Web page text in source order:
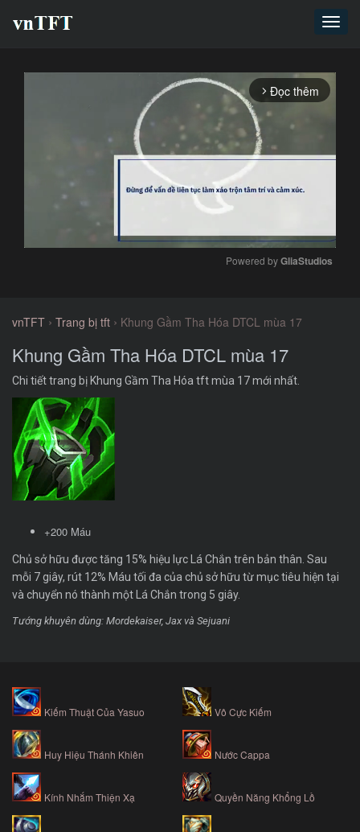
arrow_forward_ios Đọc thêm
Powered by GliaStudios
vnTFT › Trang bị tft › Khung Gầm Tha Hóa DTCL mùa 17
Khung Gầm Tha Hóa DTCL mùa 17
Chi tiết trang bị Khung Gầm Tha Hóa tft mùa 17 mới nhất.
+200 Máu
Chủ sở hữu được tăng 15% hiệu lực Lá Chắn trên bản thân. Sau
mỗi 7 giây, rút 12% Máu tối đa của chủ sở hữu từ mục tiêu hiện tại
và chuyển nó thành một Lá Chắn trong 5 giây.
Tướng khuyên dùng: Mordekaiser, Jax và Sejuani
Kiếm Thuật Của Yasuo Vô Cực Kiếm
Huy Hiệu Thánh Khiên Nước Cappa
Kính Nhắm Thiện Xạ Quyền Năng Khổng Lồ